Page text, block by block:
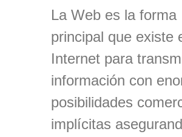
La Web es la forma
principal que existe
Internet para
información con
posibilidades
implícitas